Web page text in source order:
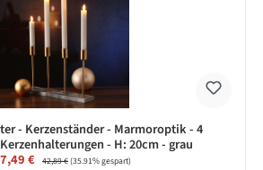
- Kerzenständer - Marmoroptik - 4
- H: 20cm - grau
€ Regulärer Preis:
42,89 €(35.91% gespart)